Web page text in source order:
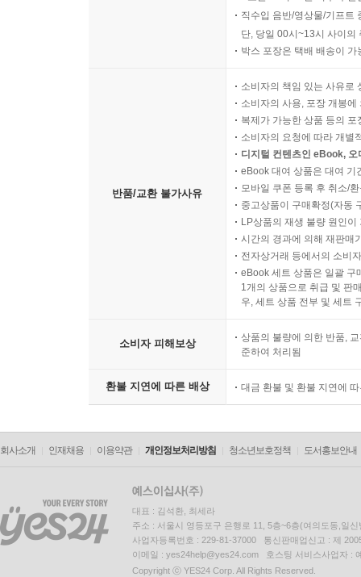
직수입 음반/영상물/기프트
단, 당일 00시~13시 사이의
박스 포장은 택배 배송이
반품/교환 불가사유
소비자의 책임 있는 사유로
소비자의 사용, 포장 개봉
복제가 가능한 상품 등의
소비자의 요청에 따라 개별
디지털 컨텐츠인 eBook,
eBook 대여 상품은 대여 기
모바일 쿠폰 등록 후 취소/
중고상품이 구매확정(자동
LP상품의 재생 불량 원인
시간의 경과에 의해 재판매
전자상거래 등에서의 소비
eBook 세트 상품은 일괄 구
1개의 상품으로 취급 및 판
우, 세트 상품 전부 및 세트
소비자 피해보상
상품의 불량에 의한 반품,
준하여 처리됨
환불 지연에 따른 배상 대금 환불 및 환불 지연에
회사소개 인재채용 이용약관 개인정보처리방침 청소년보호정책 도서홍보안내
대표 : 김석환, 최세라
주소 : 서울시 영등포구 은행로 11, 5층~6층(여의도동,일신
사업자등록번호 : 229-81-37000 통신판매업신고 : 제
이메일 : yes24help@yes24.com 호스팅 서비스사업자 :
Copyright ⓒ YES24 Corp. All Rights Reserved.